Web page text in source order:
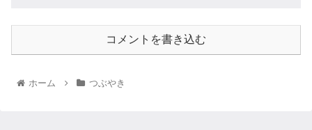
コメントを書き込む
ホーム つぶやき